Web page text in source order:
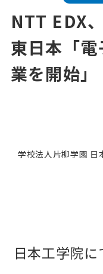
NTT EDX
東日本「
業を開始」
学校法人片柳学園 日
日本工学院